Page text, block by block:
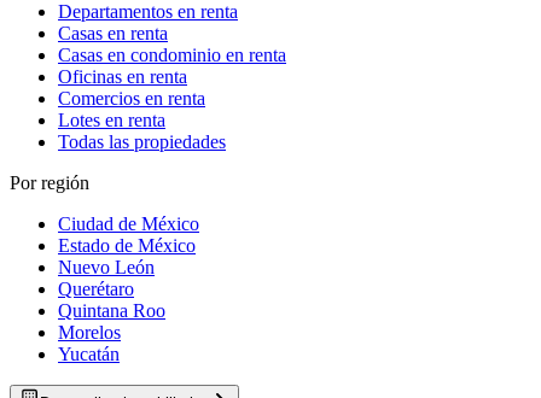
Departamentos en renta
Casas en renta
Casas en condominio en renta
Oficinas en renta
Comercios en renta
Lotes en renta
Todas las propiedades
Por región
Ciudad de México
Estado de México
Nuevo León
Querétaro
Quintana Roo
Morelos
Yucatán